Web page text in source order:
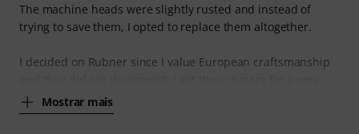
The machine heads were slightly rusted and instead of
trying to save them, I opted to replace them altogether.
I decided on Rubner since I value European craftsmanship
Mostrar mais